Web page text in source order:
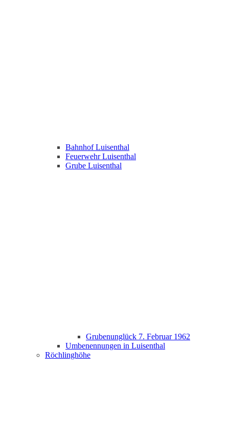
Bahnhof Luisenthal
Feuerwehr Luisenthal
Grube Luisenthal
Grubenunglück 7. Februar 1962
Umbenennungen in Luisenthal
Röchlinghöhe